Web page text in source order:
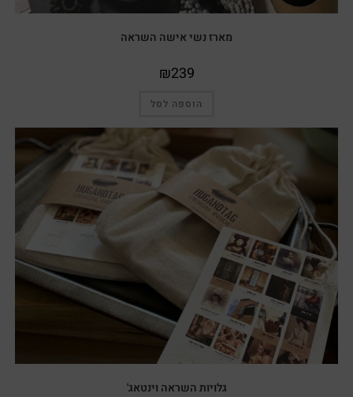
מארז נשי אישה השראה
₪239
הוספה לסל
גלויות השראה וינטאג'